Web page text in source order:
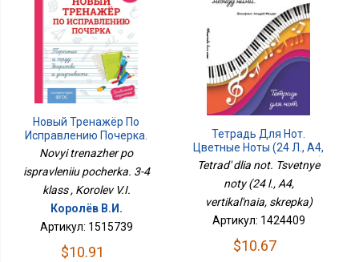
Новый Тренажёр По
Исправлению Почерка.
3-4 Класс
Novyi trenazher po
ispravleniiu pocherka. 3-4
klass , Korolev V.I.
Королёв В.И.
Артикул: 1515739
$10.91
Тетрадь Для Нот.
Цветные Ноты (24 Л., А4,
Вертикальная, Скрепка)
Tetrad' dlia not. Tsvetnye
noty (24 l., A4,
vertikal'naia, skrepka)
Артикул: 1424409
$10.67